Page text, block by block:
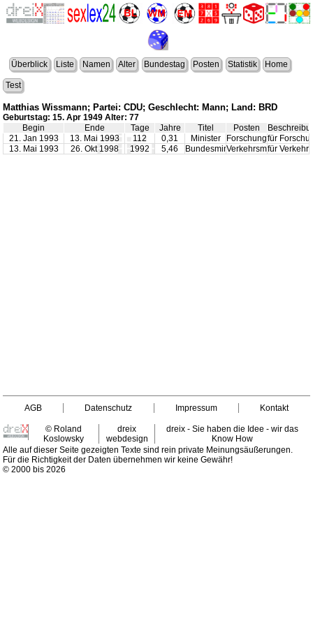
Überblick Liste Namen Alter Bundestag Posten Statistik Home
Test
Matthias Wissmann; Partei: CDU; Geschlecht: Mann; Land: BRD
Geburtstag: 15. Apr 1949 Alter: 77
Begin
Ende Tage Jahre Titel Posten
21. Jan 1993
13. Mai 1993 112 0,31 Minister Forschungfür
13. Mai 1993
26. Okt 1998 1992 5,46 BundesministerVerkehrsminister
für Verkehr
AGB Datenschutz Impressum Kontakt
© Roland
Koslowsky
dreix
webdesign
dreix - Sie haben die Idee - wir das
Know How
Alle auf dieser Seite gezeigten Texte sind rein private Meinungsäußerungen.
Für die Richtigkeit der Daten übernehmen wir keine Gewähr!
© 2000 bis 2026